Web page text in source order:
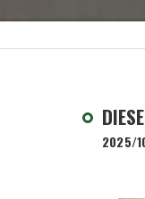
2025/